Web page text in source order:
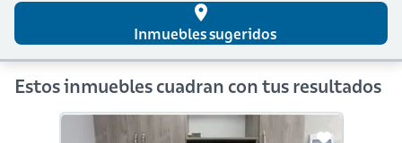
place
Inmuebles sugeridos
Estos inmuebles cuadran con tus resultados